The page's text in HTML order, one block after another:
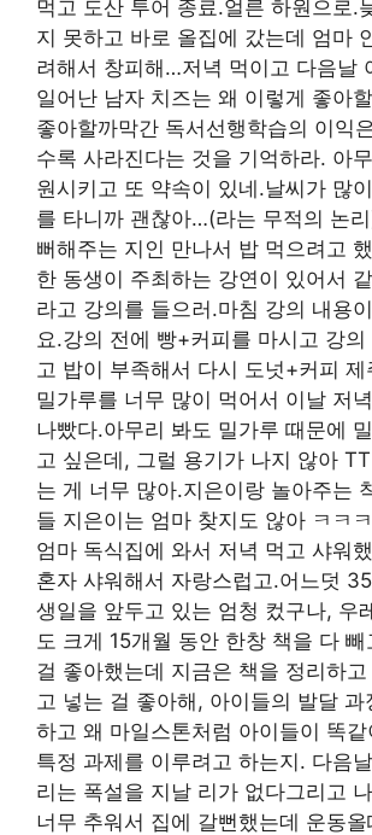
먹고 도산 투어 종료.얼른 하원으로.
지 못하고 바로 올집에 갔는데 엄마
려해서 창피해…저녁 먹이고 다음날
일어난 남자 치즈는 왜 이렇게 좋아
좋아할까막간 독서선행학습의 이익
수록 사라진다는 것을 기억하라. 아
원시키고 또 약속이 있네.날씨가 많
를 타니까 괜찮아…(라는 무적의 논
뻐해주는 지인 만나서 밥 먹으려고
한 동생이 주최하는 강연이 있어서
라고 강의를 들으러.마침 강의 내용
요.강의 전에 빵+커피를 마시고 강의
고 밥이 부족해서 다시 도넛+커피
밀가루를 너무 많이 먹어서 이날 저
나빴다.아무리 봐도 밀가루 때문에
고 싶은데, 그럴 용기가 나지 않아
는 게 너무 많아.지은이랑 놀아주는
들 지은이는 엄마 찾지도 않아 ㅋㅋ
엄마 독식집에 와서 저녁 먹고 샤워
혼자 샤워해서 자랑스럽고.어느덧
생일을 앞두고 있는 엄청 컸구나, 우
도 크게 15개월 동안 한창 책을 다
걸 좋아했는데 지금은 책을 정리하
고 넣는 걸 좋아해, 아이들의 발달 과
하고 왜 마일스톤처럼 아이들이 똑
특정 과제를 이루려고 하는지. 다음
리는 폭설을 지날 리가 없다그리고
너무 추워서 집에 갈뻔했는데 운동